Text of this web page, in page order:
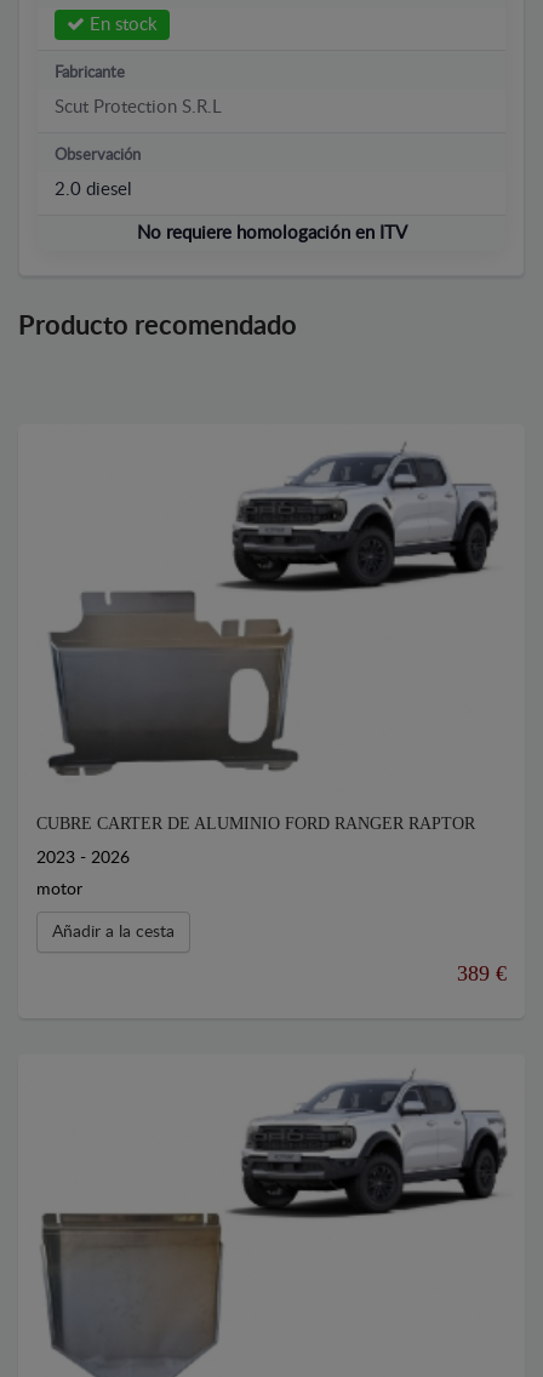
En stock
Fabricante
Scut Protection S.R.L
Observación
2.0 diesel
No requiere homologación en ITV
Producto recomendado
CUBRE CARTER DE ALUMINIO FORD RANGER RAPTOR
2023 - 2026
motor
Añadir a la cesta
389 €